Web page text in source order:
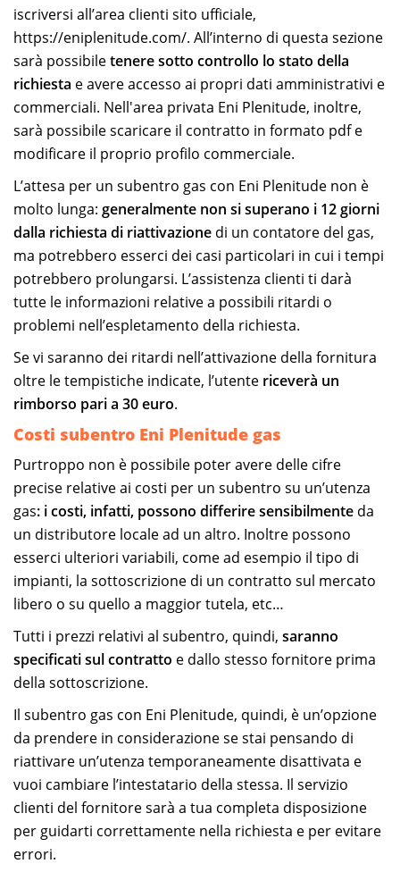
iscriversi all’area clienti sito ufficiale,
https://eniplenitude.com/. All’interno di questa sezione
sarà possibiletenere sotto controllo lo stato della
richiesta e avere accesso ai propri dati amministrativi e
commerciali. Nell'area privata Eni Plenitude, inoltre,
sarà possibile scaricare il contratto in formato pdf e
modificare il proprio profilo commerciale.
L’attesa per un subentro gas con Eni Plenitude non è
molto lunga: generalmente non si superano i 12 giorni
dalla richiesta di riattivazione di un contatore del gas,
ma potrebbero esserci dei casi particolari in cui i tempi
potrebbero prolungarsi. L’assistenza clienti ti darà
tutte le informazioni relative a possibili ritardi o
problemi nell’espletamento della richiesta.
Se vi saranno dei ritardi nell’attivazione della fornitura
oltre le tempistiche indicate, l’utente riceverà un
rimborso pari a 30 euro.
Costi subentro Eni Plenitude gas
Purtroppo non è possibile poter avere delle cifre
precise relative ai costi per un subentro su un’utenza
gas: i costi, infatti, possono differire sensibilmente da
un distributore locale ad un altro. Inoltre possono
esserci ulteriori variabili, come ad esempio il tipo di
impianti, la sottoscrizione di un contratto sul mercato
libero o su quello a maggior tutela, etc…
Tutti i prezzi relativi al subentro, quindi, saranno
specificati sul contratto e dallo stesso fornitore prima
della sottoscrizione.
Il subentro gas con Eni Plenitude, quindi, è un’opzione
da prendere in considerazione se stai pensando di
riattivare un’utenza temporaneamente disattivata e
vuoi cambiare l’intestatario della stessa. Il servizio
clienti del fornitore sarà a tua completa disposizione
per guidarti correttamente nella richiesta e per evitare
errori.